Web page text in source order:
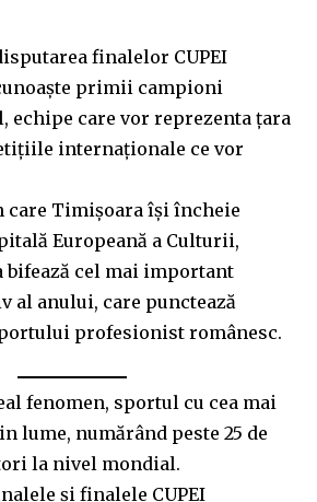
finalelor CUPEI
primii campioni
echipe care vor reprezenta țara
internaționale ce vor
care Timișoara își încheie
Europeană a Culturii,
bifează cel mai important
al anului, care punctează
profesionist românesc.
fenomen, sportul cu cea mai
lume, numărând peste 25 de
la nivel mondial.
și finalele CUPEI